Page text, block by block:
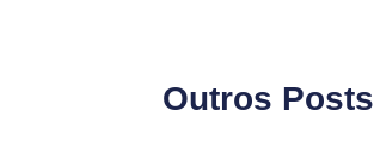
Outros Posts